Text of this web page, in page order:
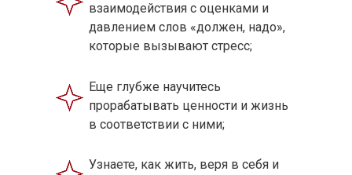
взаимодействия с оценками и
давлением слов «должен, надо»,
которые вызывают стресс;
Еще глубже научитесь
прорабатывать ценности и жизнь
в соответствии с ними;
Узнаете, как жить, веря в себя и